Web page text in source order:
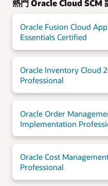
熱門 Oracle Cloud SCM
Oracle Fusion Cloud
Essentials Certified
Oracle Inventory Cloud
Professional
Oracle Order
Implementation
Oracle Cost
Professional